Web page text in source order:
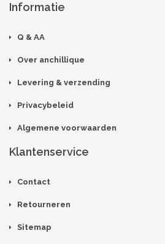
Informatie
Q & AA
Over anchillique
Levering & verzending
Privacybeleid
Algemene voorwaarden
Klantenservice
Contact
Retourneren
Sitemap